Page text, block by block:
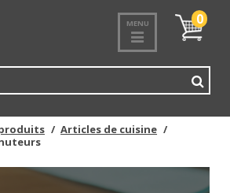
MENU
Mon
panier
0
Articles de cuisine